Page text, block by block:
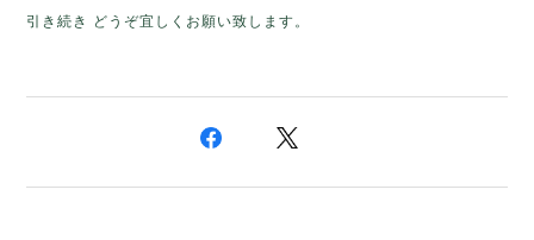
引き続き どうぞ宜しくお願い致します。